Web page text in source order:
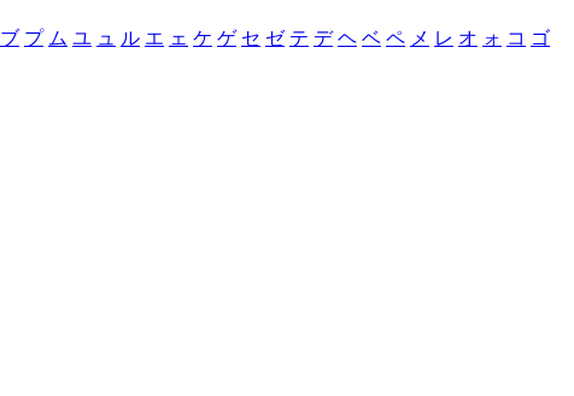
ブ プ ム ユ ュ ル エ ェ ケ ゲ セ ゼ テ デ ヘ ベ ペ メ レ オ ォ コ ゴ